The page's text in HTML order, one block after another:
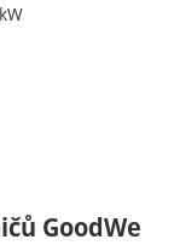
GoodWe